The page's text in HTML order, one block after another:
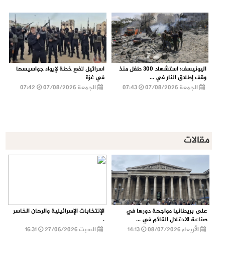
اليونيسف: استشهاد 300 طفل منذ
وقف إطلاق النار في ...
الجمعة 07/08/2026
اسرائيل تضع خطة لإيواء جواسيسها
في غزة
الجمعة 07/08/2026
مقالات
على بريطانيا مواجهة دورها في
صناعة الاحتلال القائم في ...
الأربعاء 08/07/2026
الإنتخابات الإسرائيلية والرهان الخاسر
.
السبت 27/06/2026
16:31